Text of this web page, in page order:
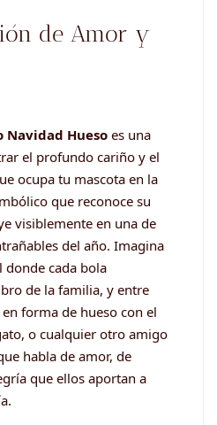
de Amor y
Navidad Hueso es una
el profundo cariño y el
ocupa tu mascota en la
que reconoce su
visiblemente en una de
del año. Imagina
donde cada bola
de la familia, y entre
forma de hueso con el
o cualquier otro amigo
habla de amor, de
que ellos aportan a